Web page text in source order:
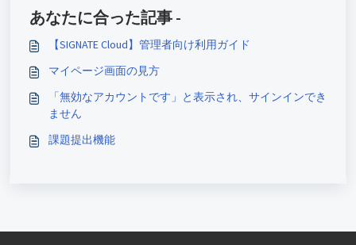
あなたに合った記事 -
【SIGNATE Cloud】管理者向け利用ガイド
マイページ画面の見方
「無効なアカウントです」と表示され、サインインでき
ません
課題提出機能